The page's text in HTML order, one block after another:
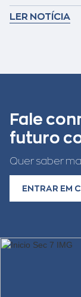
LER NOTÍCIA
Fale
futuro
Quer saber
ENTRAR EM